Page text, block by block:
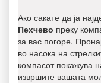
Ако сакате да ја
Пехчево преку
за вас погоре.
во насока на
компасот покажува
извршите вашата